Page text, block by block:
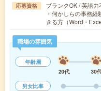
応募資格
ブランクOK / 英語力
・何かしらの事務
きる方（Word・
職場の雰囲気
年齢層
20代
30
男女比率